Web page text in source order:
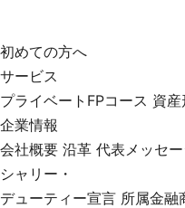
初めての方へ
サービス
プライベートFPコース 資産
企業情報
会社概要 沿革 代表メッセ
シャリー・
デューティー宣言 所属金融